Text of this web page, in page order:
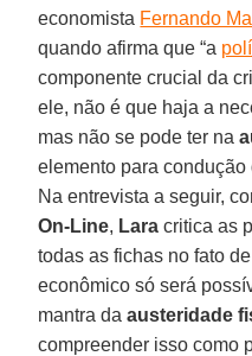
economista Fernando
quando afirma que “a
componente crucial da
ele, não é que haja a
mas não se pode ter na
elemento para condução
Na entrevista a seguir,
On-Line, Lara critica as
todas as fichas no fato
econômico só será
mantra daausteridade
compreender isso como